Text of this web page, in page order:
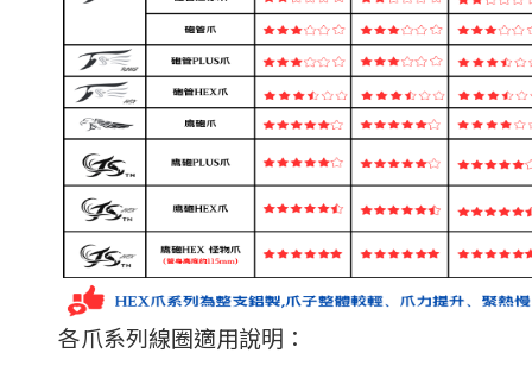
各爪系列線圈適用說明：